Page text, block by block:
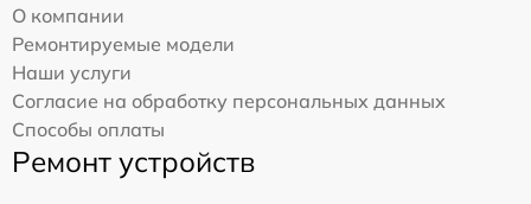
О компании
Ремонтируемые модели
Наши услуги
Согласие на обработку персональных данных
Способы оплаты
Ремонт устройств